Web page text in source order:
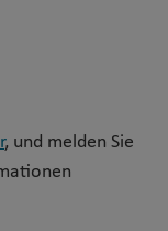
, und melden Sie